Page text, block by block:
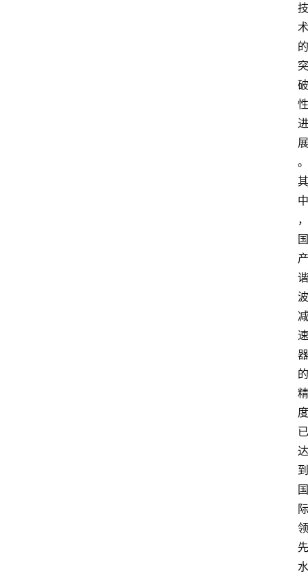
技
术
的
突
破
性
进
展
。
其
中
，
国
产
谐
波
减
速
器
的
精
度
已
达
到
国
际
领
先
水